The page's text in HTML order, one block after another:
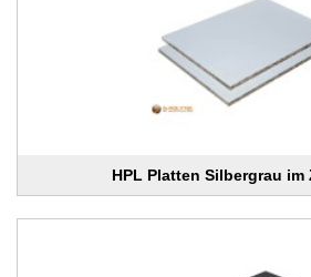
HPL Platten Silbergrau